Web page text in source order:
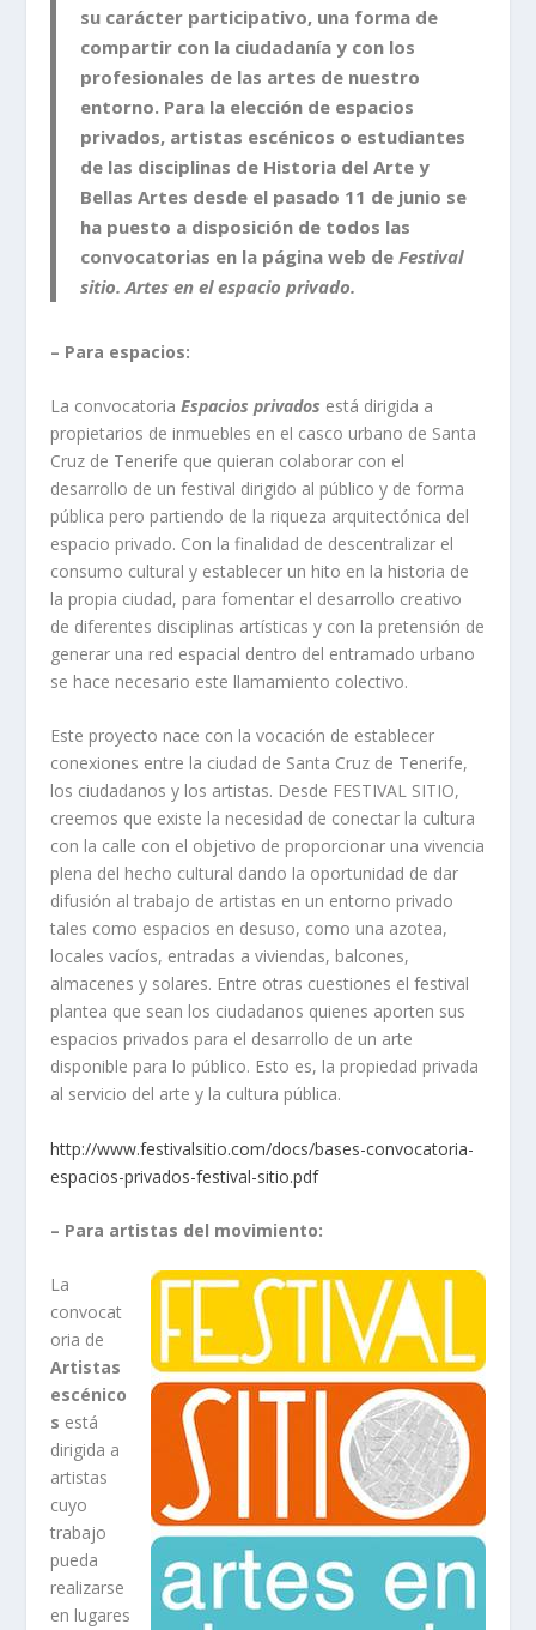
su carácter participativo, una forma de
compartir con la ciudadanía y con los
profesionales de las artes de nuestro
entorno. Para la elección de espacios
privados, artistas escénicos o estudiantes
de las disciplinas de Historia del Arte y
Bellas Artes desde el pasado 11 de junio se
ha puesto a disposición de todos las
convocatorias en la página web deFestival
sitio. Artes en el espacio privado.
– Para espacios:
La convocatoriaEspacios privados está dirigida a
propietarios de inmuebles en el casco urbano de Santa
Cruz de Tenerife que quieran colaborar con el
desarrollo de un festival dirigido al público y de forma
pública pero partiendo de la riqueza arquitectónica del
espacio privado. Con la finalidad de descentralizar el
consumo cultural y establecer un hito en la historia de
la propia ciudad, para fomentar el desarrollo creativo
de diferentes disciplinas artísticas y con la pretensión de
generar una red espacial dentro del entramado urbano
se hace necesario este llamamiento colectivo.
Este proyecto nace con la vocación de establecer
conexiones entre la ciudad de Santa Cruz de Tenerife,
los ciudadanos y los artistas. Desde FESTIVAL SITIO,
creemos que existe la necesidad de conectar la cultura
con la calle con el objetivo de proporcionar una vivencia
plena del hecho cultural dando la oportunidad de dar
difusión al trabajo de artistas en un entorno privado
tales como espacios en desuso, como una azotea,
locales vacíos, entradas a viviendas, balcones,
almacenes y solares. Entre otras cuestiones el festival
plantea que sean los ciudadanos quienes aporten sus
espacios privados para el desarrollo de un arte
disponible para lo público. Esto es, la propiedad privada
al servicio del arte y la cultura pública.
http://www.festivalsitio.com/docs/bases-convocatoria-
espacios-privados-festival-sitio.pdf
– Para artistas del movimiento:
La
convocat
oria de
Artistas
escénico
s está
dirigida a
artistas
cuyo
trabajo
pueda
realizarse
en lugares